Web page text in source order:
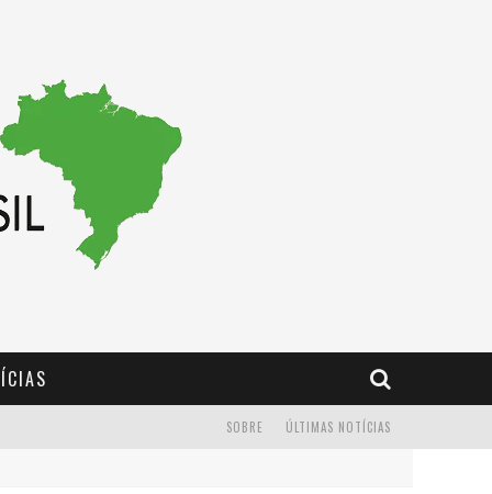
ÚLTIMAS NOTÍCIAS
SOBRE